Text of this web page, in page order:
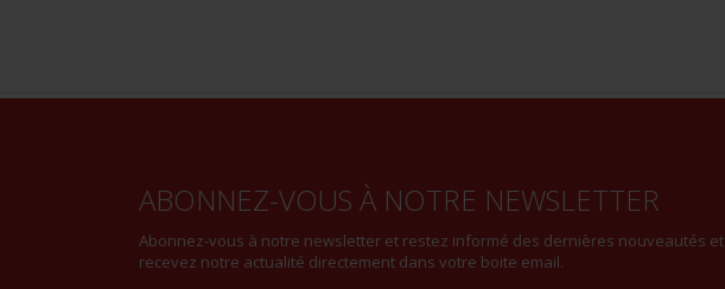
ABONNEZ-VOUS À NOTRE NEWSLETTER
Abonnez-vous à notre newsletter et restez informé des dernières nouveautés et
recevez notre actualité directement dans votre boite email.